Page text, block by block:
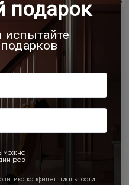
Pilastro Moderno /
Пиластро Модерно